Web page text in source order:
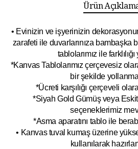
Ürün
• Evinizin ve işyerinizin
zarafeti ile duvarlarınıza bambaşka
tablolarımız ile
*Kanvas Tablolarımız çerçevesiz
bir şekilde
*Ücreti karşılığı çerçeveli
*Siyah Gold Gümüş veya
seçeneklerimiz
*Asma aparatını tablo ile
• Kanvas tuval kumaş üzerine
kullanılarak